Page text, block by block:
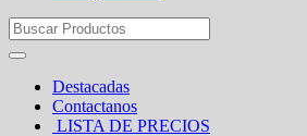
Search
for:
Destacadas
Contactanos
LISTA DE PRECIOS